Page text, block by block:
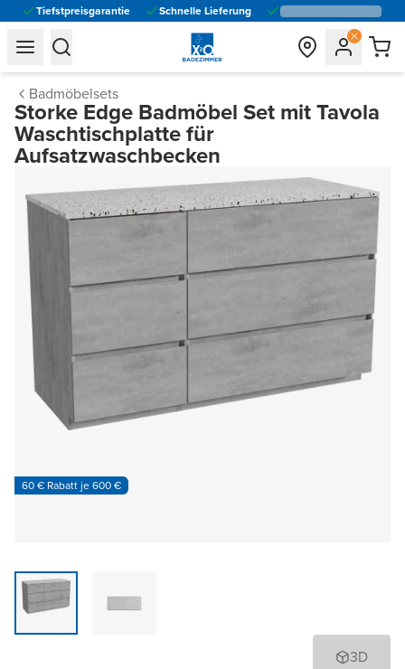
Tiefstpreisgarantie Schnelle Lieferung
general.navigation.toggle_menu.label
general.navigation.toggle_menu.label
Badmöbelsets
Storke Edge Badmöbel Set mit Tavola
Waschtischplatte für
Aufsatzwaschbecken
60 € Rabatt je 600 €
3D